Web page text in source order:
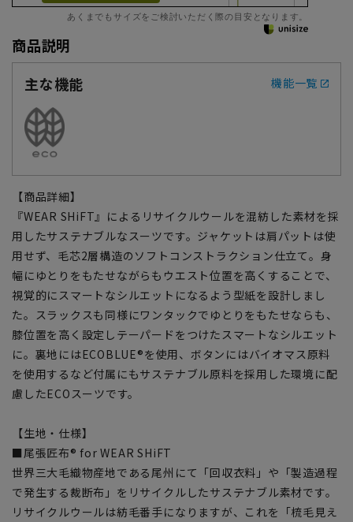
あくまでもサイズをご検討いただく際の目安となります。
商品説明
主な機能
機能一覧
【商品詳細】
『WEAR SHiFT』によるリサイクルウールを混紡した素材を採
用したサステナブルなスーツです。ジャケットは肩パットは使
用せず、毛芯2層構造のソフトコンストラクション仕立て。身
幅にゆとりをもたせながらもウエスト位置を高くすることで、
視覚的にスマートなシルエットになるよう型紙を設計しまし
た。スラックスも同様にワンタックでゆとりをもたせならも、
膝位置を高く設定しテーパードをつけたスマートなシルエット
に。裏地にはECOBLUE®を使用、ボタンにはバイオマス原料
を使用するなど付属にもサステナブル原料を採用した環境に配
慮したECOスーツです。
【生地・仕様】
■尾張匠布® for WEAR SHiFT
世界三大毛織物産地である尾州にて「回収衣料」や「製造過程
で発生する裁断布」をリサイクルしたサステナブル素材です。
リサイクルウールは紡毛番手になりますが、これを「梳毛見え